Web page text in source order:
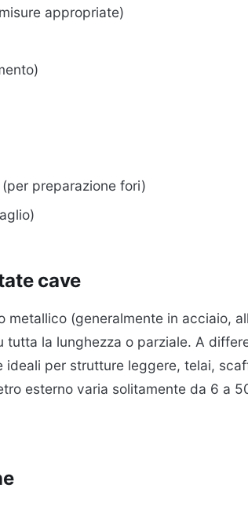
appropriate)
preparazione fori)
cave
metallico (generalmente in acciaio,
la lunghezza o parziale. A
ideali per strutture leggere, telai,
esterno varia solitamente da 6 a